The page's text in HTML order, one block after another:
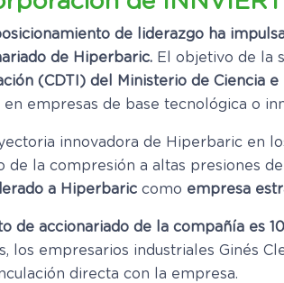
de liderazgo ha
de Hiperbaric. El objetivo de la
(CDTI) del Ministerio de Ciencia e
en empresas de base tecnológica o
innovadora de Hiperbaric en
de la compresión a altas presiones
a Hiperbaric como empresa
de accionariado de la compañía es
los empresarios industriales Ginés
directa con la empresa.